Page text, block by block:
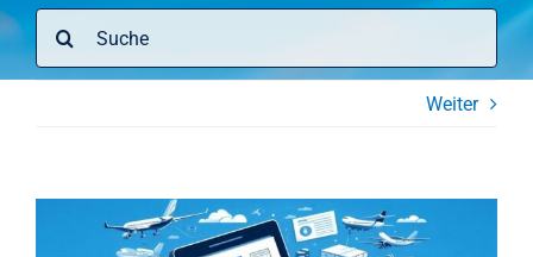
Prospekte
nach:
Weiter